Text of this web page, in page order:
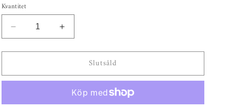
Kvantitet
Minska
kvantitet
för
till
Öka
kvantitet
för
Glasdroppar
till
10st
Slutsåld